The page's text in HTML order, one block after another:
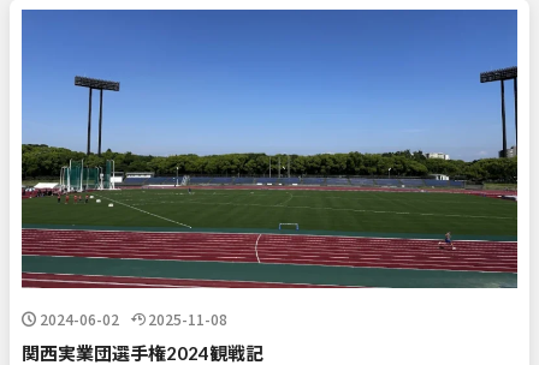
2024-06-02 2025-11-08
関西実業団選手権2024観戦記